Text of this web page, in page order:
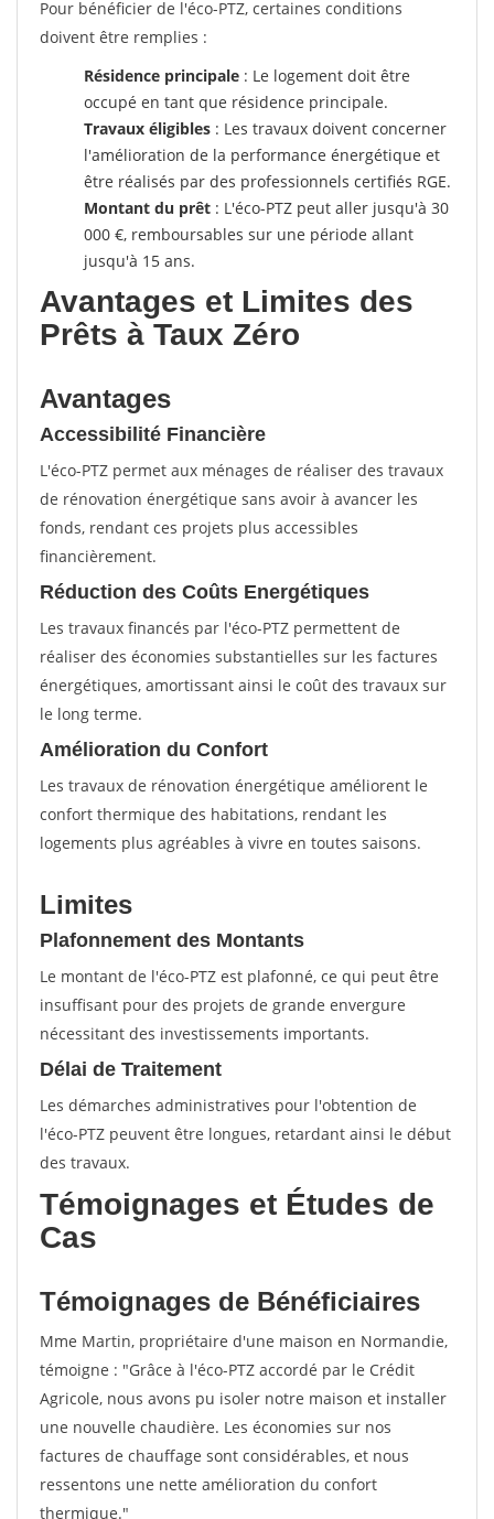
Pour bénéficier de l'éco-PTZ, certaines conditions
doivent être remplies :
Résidence principale : Le logement doit être
occupé en tant que résidence principale.
Travaux éligibles : Les travaux doivent concerner
l'amélioration de la performance énergétique et
être réalisés par des professionnels certifiés RGE.
Montant du prêt : L'éco-PTZ peut aller jusqu'à 30
000 €, remboursables sur une période allant
jusqu'à 15 ans.
Avantages et Limites des
Prêts à Taux Zéro
Avantages
Accessibilité Financière
L'éco-PTZ permet aux ménages de réaliser des travaux
de rénovation énergétique sans avoir à avancer les
fonds, rendant ces projets plus accessibles
financièrement.
Réduction des Coûts Energétiques
Les travaux financés par l'éco-PTZ permettent de
réaliser des économies substantielles sur les factures
énergétiques, amortissant ainsi le coût des travaux sur
le long terme.
Amélioration du Confort
Les travaux de rénovation énergétique améliorent le
confort thermique des habitations, rendant les
logements plus agréables à vivre en toutes saisons.
Limites
Plafonnement des Montants
Le montant de l'éco-PTZ est plafonné, ce qui peut être
insuffisant pour des projets de grande envergure
nécessitant des investissements importants.
Délai de Traitement
Les démarches administratives pour l'obtention de
l'éco-PTZ peuvent être longues, retardant ainsi le début
des travaux.
Témoignages et Études de
Cas
Témoignages de Bénéficiaires
Mme Martin, propriétaire d'une maison en Normandie,
témoigne : "Grâce à l'éco-PTZ accordé par le Crédit
Agricole, nous avons pu isoler notre maison et installer
une nouvelle chaudière. Les économies sur nos
factures de chauffage sont considérables, et nous
ressentons une nette amélioration du confort
thermique."